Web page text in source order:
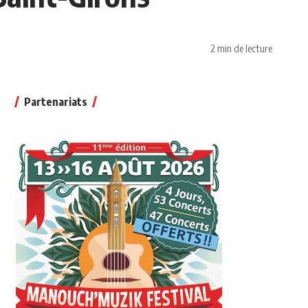
2 min de lecture
Partenariats